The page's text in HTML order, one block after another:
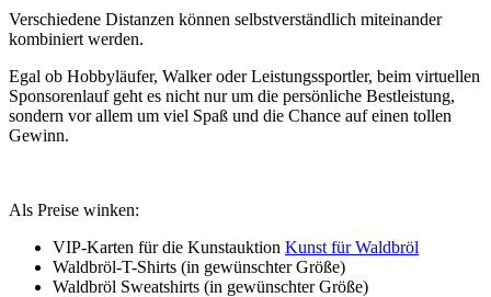
Verschiedene Distanzen können selbstverständlich miteinander
kombiniert werden.
Egal ob Hobbyläufer, Walker oder Leistungssportler, beim virtuellen
Sponsorenlauf geht es nicht nur um die persönliche Bestleistung,
sondern vor allem um viel Spaß und die Chance auf einen tollen
Gewinn.
Als Preise winken:
VIP-Karten für die Kunstauktion Kunst für Waldbröl
Waldbröl-T-Shirts (in gewünschter Größe)
Waldbröl Sweatshirts (in gewünschter Größe)